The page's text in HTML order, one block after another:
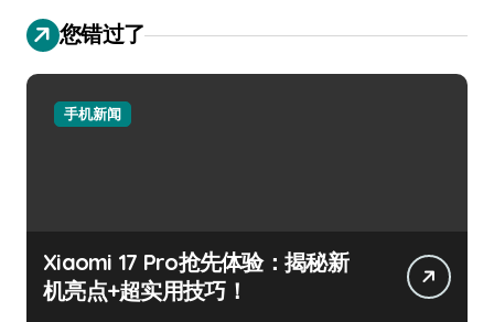
您错过了
手机新闻
Xiaomi 17 Pro抢先体验：揭秘新
机亮点+超实用技巧！